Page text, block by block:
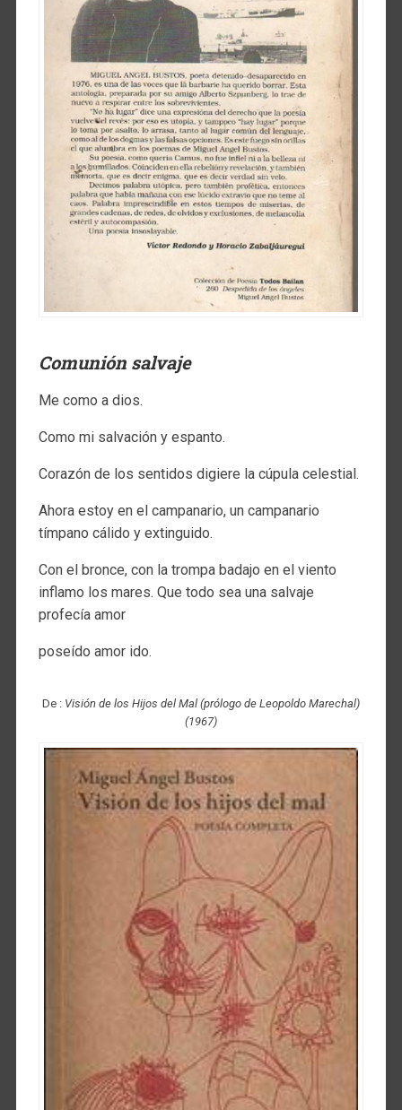
Comunión salvaje
Me como a dios.
Como mi salvación y espanto.
Corazón de los sentidos digiere la cúpula celestial.
Ahora estoy en el campanario, un campanario
tímpano cálido y extinguido.
Con el bronce, con la trompa badajo en el viento
inflamo los mares. Que todo sea una salvaje
profecía amor
poseído amor ido.
De : Visión de los Hijos del Mal (prólogo de Leopoldo Marechal)
(1967)